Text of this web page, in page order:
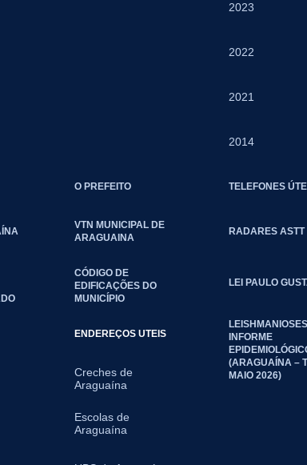
2023
2022
2021
2014
O PREFEITO TELEFONES
VTN MUNICIPAL DE
ARAGUAINA
RADARES ASTT
CÓDIGO DE
EDIFICAÇÕES DO
MUNICÍPIO
LEI PAULO
ENDEREÇOS UTEIS
Creches de
Araguaína
Escolas de
Araguaína
INFORME
(ARAGUAÍNA –
MAIO 2026)